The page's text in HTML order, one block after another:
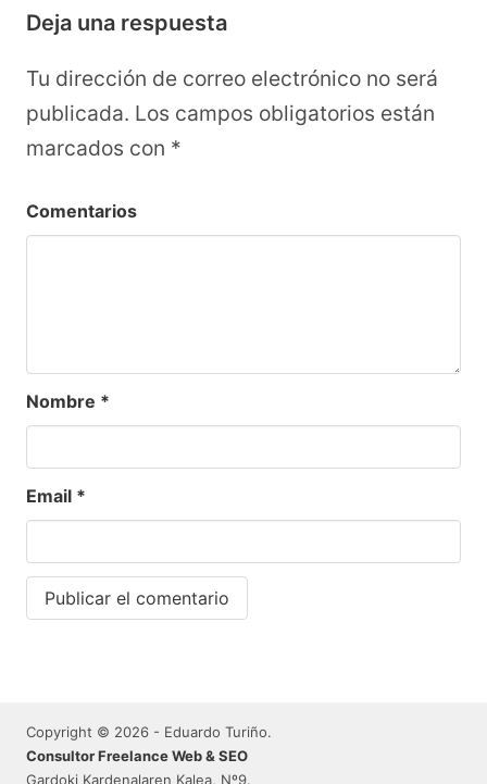
Deja una respuesta
Tu dirección de correo electrónico no será
publicada. Los campos obligatorios están
marcados con *
Comentarios
Nombre *
Email *
Copyright © 2026 - Eduardo Turiño.
Consultor Freelance Web & SEO
Gardoki Kardenalaren Kalea, Nº9.